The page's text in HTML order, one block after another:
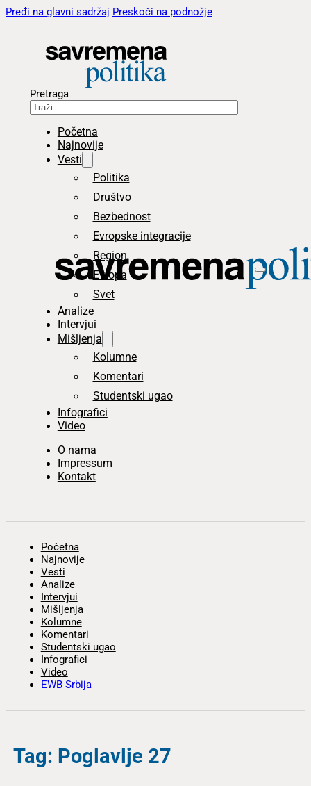
Pređi na glavni sadržaj Preskoči na podnožje
Pretraga
Početna
Najnovije
Vesti
Politika
Društvo
Bezbednost
Evropske integracije
Region
Evropa
Svet
Analize
Intervjui
Mišljenja
Kolumne
Komentari
Studentski ugao
Infografici
Video
O nama
Impressum
Kontakt
Početna
Najnovije
Vesti
Analize
Intervjui
Mišljenja
Kolumne
Komentari
Studentski ugao
Infografici
Video
EWB Srbija
Tag: Poglavlje 27